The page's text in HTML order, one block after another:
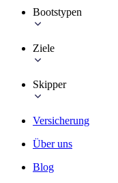
Bootstypen
Ziele
Skipper
Versicherung
Über uns
Blog